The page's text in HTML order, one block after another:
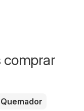
comprar
Quemador